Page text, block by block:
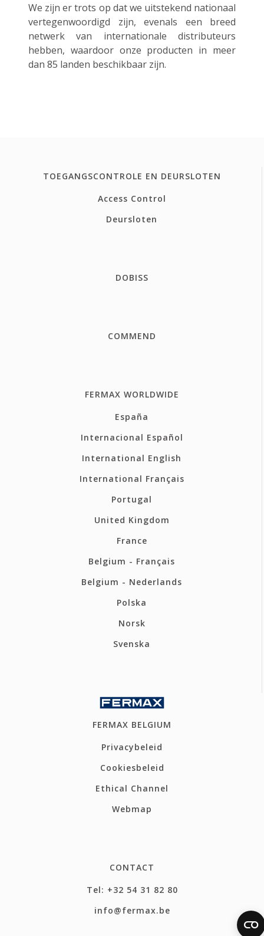
We zijn er trots op dat we uitstekend nationaal
vertegenwoordigd zijn, evenals een breed
netwerk van internationale distributeurs
hebben, waardoor onze producten in meer
dan 85 landen beschikbaar zijn.
TOEGANGSCONTROLE EN DEURSLOTEN
Access Control
Deursloten
DOBISS
COMMEND
FERMAX WORLDWIDE
España
Internacional Español
International English
International Français
Portugal
United Kingdom
France
Belgium - Français
Belgium - Nederlands
Polska
Norsk
Svenska
FERMAX BELGIUM
Privacybeleid
Cookiesbeleid
Ethical Channel
Webmap
CONTACT
Tel: +32 54 31 82 80
info@fermax.be